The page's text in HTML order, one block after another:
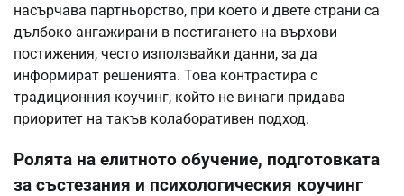
насърчава партньорство, при което и двете страни са
дълбоко ангажирани в постигането на върхови
постижения, често използвайки данни, за да
информират решенията. Това контрастира с
традиционния коучинг, който не винаги придава
приоритет на такъв колаборативен подход.
Ролята на елитното обучение, подготовката
за състезания и психологическия коучинг